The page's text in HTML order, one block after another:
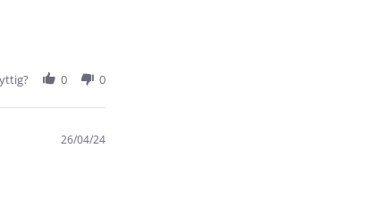
0 0
26/04/24